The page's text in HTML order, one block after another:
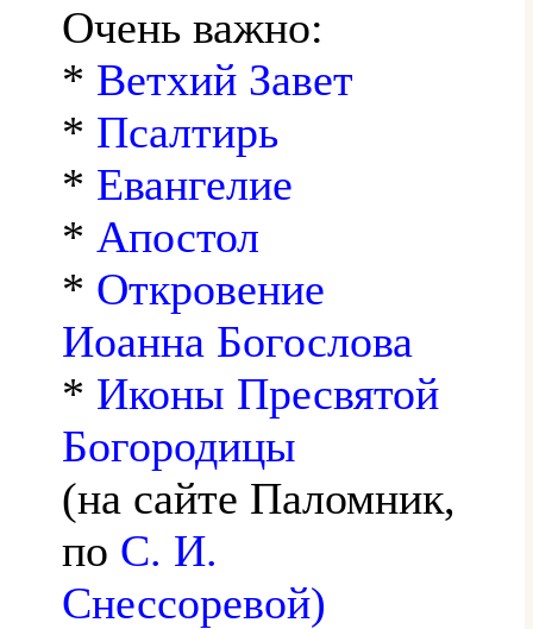
Очень важно:
* Ветхий Завет
* Псалтирь
* Евангелие
* Апостол
* Откровение
Иоанна Богослова
* Иконы Пресвятой
Богородицы
(на сайте Паломник,
по С. И.
Снессоревой)